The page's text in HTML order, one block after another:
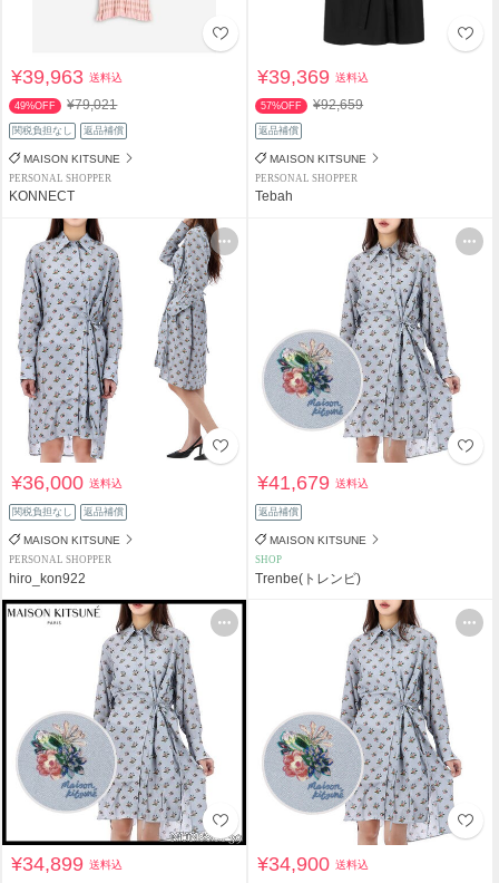
¥39,963送料込
49%OFF ¥79,021
関税負担なし 返品補償
MAISON KITSUNE
PERSONAL SHOPPER
KONNECT
¥39,369送料込
57%OFF ¥92,659
返品補償
MAISON KITSUNE
PERSONAL SHOPPER
Tebah
¥36,000送料込
関税負担なし 返品補償
MAISON KITSUNE
PERSONAL SHOPPER
hiro_kon922
¥41,679送料込
返品補償
MAISON KITSUNE
SHOP
Trenbe(トレンビ)
¥34,899送料込 ¥34,900送料込